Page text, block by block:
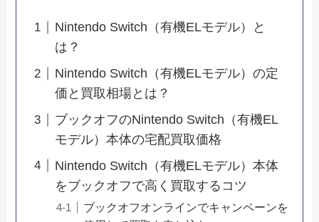
Nintendo Switch（有機ELモデル）と
は？
Nintendo Switch（有機ELモデル）の定
価と買取相場とは？
ブックオフのNintendo Switch（有機EL
モデル）本体の宅配買取価格
Nintendo Switch（有機ELモデル）本体
をブックオフで高く買取するコツ
ブックオフオンラインでキャンペーンを